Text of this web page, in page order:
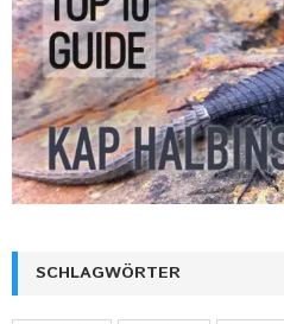
SCHLAGWÖRTER